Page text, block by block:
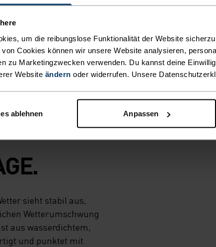
um die reibungslose Funktionalität der Website
Cookies können wir unsere Website analysieren,
zu Marketingzwecken verwenden. Du kannst deine
Website ändern oder widerrufen. Unsere
ablehnen Anpassen
IST
sieht stabil aus,
Wetterumschwung
aus wasserdichtem,
und punktet mit